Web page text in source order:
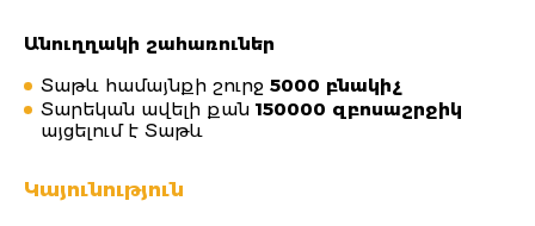
Անուղղակի շահառուներ
Տաթև համայնքի շուրջ 5000 բնակիչ
Տարեկան ավելի քան 150000 զբոսաշրջիկ
այցելում է Տաթև
Կայունություն